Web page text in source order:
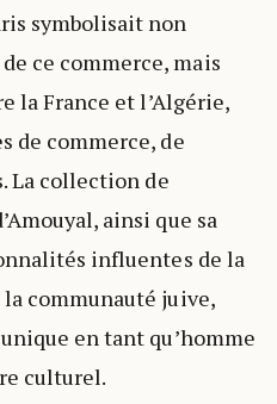
symbolisait non
ce commerce, mais
la France et l’Algérie,
de commerce, de
La collection de
ainsi que sa
influentes de la
communauté juive,
en tant qu’homme
culturel.